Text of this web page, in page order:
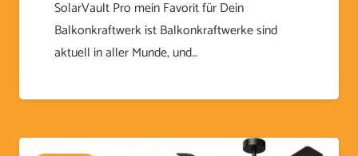
SolarVault Pro mein Favorit für Dein
Balkonkraftwerk ist Balkonkraftwerke sind
aktuell in aller Munde, und…